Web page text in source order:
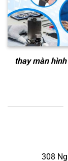
thay màn
308